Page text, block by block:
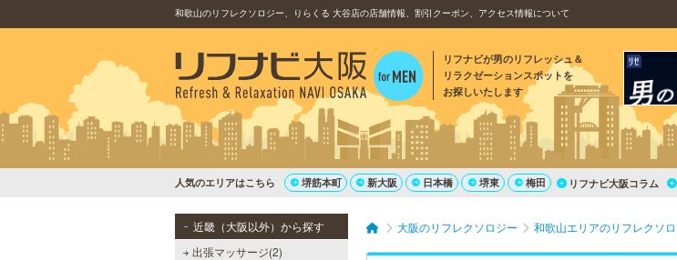
和歌山のリフレクソロジー、りらくる 大谷店の店舗情報、割引クーポン、アクセス情報について
リフナビが男のリフレッシュ＆
リラクゼーションスポットを
お探しいたします
人気のエリアはこちら 堺筋本町 新大阪 日本橋 堺東 梅田 リフナビ大阪コラム
近畿（大阪以外）から探す
出張マッサージ(2)
大阪のリフレクソロジー 和歌山エリアのリフレクソ